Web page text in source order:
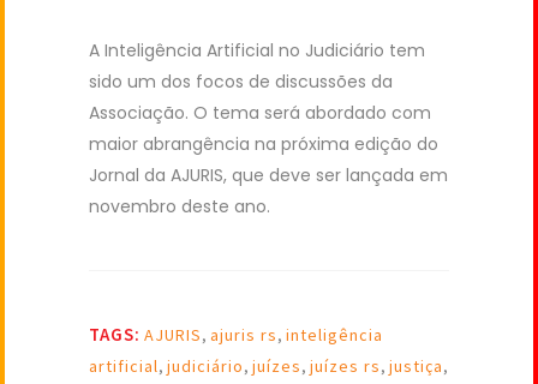
A Inteligência Artificial no Judiciário tem
sido um dos focos de discussões da
Associação. O tema será abordado com
maior abrangência na próxima edição do
Jornal da AJURIS, que deve ser lançada em
novembro deste ano.
TAGS: AJURIS, ajuris rs, inteligência
artificial, judiciário, juízes, juízes rs, justiça,